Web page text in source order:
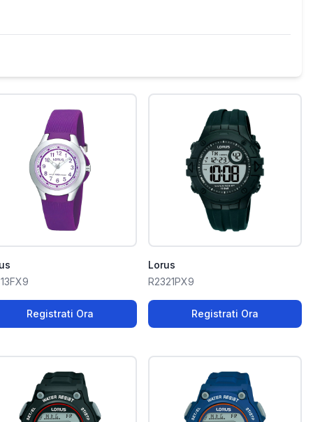
Registrati Ora
Lorus
R2321PX9
Registrati Ora